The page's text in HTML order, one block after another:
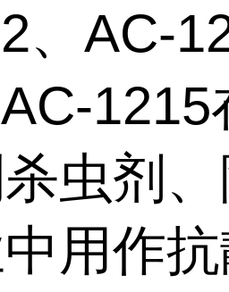
AC-
1215
虫剂
用作